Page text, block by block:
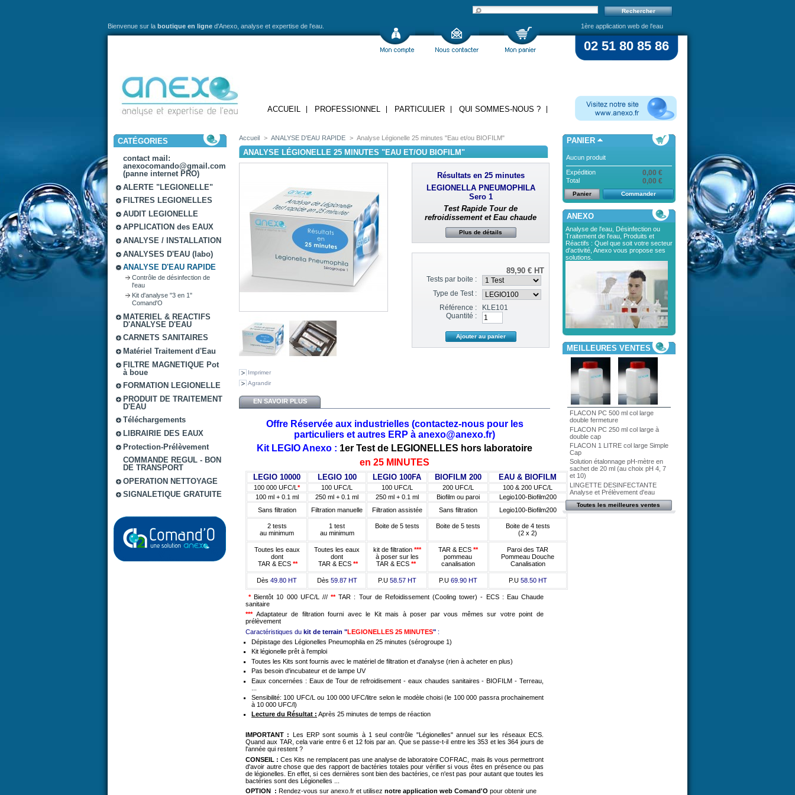
Bienvenue sur la boutique en ligne d'Anexo, analyse et expertise de l'eau. 1ère application web de l'eau
02 51 80 85 86
ACCUEIL PROFESSIONNEL PARTICULIER QUI SOMMES-NOUS ?
CATÉGORIES
contact mail:
anexocomando@gmail.com
(panne internet PRO)
ALERTE "LEGIONELLE"
FILTRES LEGIONELLES
AUDIT LEGIONELLE
APPLICATION des EAUX
ANALYSE / INSTALLATION
ANALYSES D'EAU (labo)
ANALYSE D'EAU RAPIDE
Contrôle de désinfection de
l'eau
Kit d'analyse "3 en 1"
Comand'O
MATERIEL & REACTIFS
D'ANALYSE D'EAU
CARNETS SANITAIRES
Matériel Traitement d'Eau
FILTRE MAGNETIQUE Pot
à boue
FORMATION LEGIONELLE
PRODUIT DE TRAITEMENT
D'EAU
Téléchargements
LIBRAIRIE DES EAUX
Protection-Prélèvement
COMMANDE REGUL - BON
DE TRANSPORT
OPERATION NETTOYAGE
SIGNALETIQUE GRATUITE
Accueil > ANALYSE D'EAU RAPIDE > Analyse Légionelle 25 minutes "Eau et/ou BIOFILM"
ANALYSE LÉGIONELLE 25 MINUTES "EAU ET/OU BIOFILM"
Imprimer
Agrandir
Résultats en 25 minutes
LEGIONELLA PNEUMOPHILA
Sero 1
Test Rapide Tour de
refroidissement et Eau chaude
Plus de détails
89,90 €HT
Tests par boite :
Type de Test :
Référence :
KLE101
Quantité :
EN SAVOIR PLUS
Offre Réservée aux industrielles (contactez-nous pour les
particuliers et autres ERP à anexo@anexo.fr)
Kit LEGIO Anexo : 1er Test de LEGIONELLES hors laboratoire
en 25 MINUTES
LEGIO 10000 LEGIO 100 LEGIO 100FA BIOFILM 200 EAU & BIOFILM
100 000 UFC/L * 100 UFC/L 100 UFC/L 200 UFC/L
100 & 200 UFC/L
100 ml + 0.1 ml
250 ml + 0.1 ml 250 ml + 0.1 ml Biofilm ou paroi
Legio100-Biofilm200
Sans filtration
Filtration manuelle Filtration assistée Sans filtration Legio100-Biofilm200
2 tests
au minimum
1 test
au minimum
Boite de 5 tests Boite de 5 tests
Boite de 4 tests
(2 x 2)
Toutes les eaux
dont
TAR & ECS **
Toutes les eaux
dont
TAR & ECS**
kit de filtration ***
à poser sur les
TAR & ECS **
TAR & ECS**
pommeau
canalisation
Paroi des TAR
Pommeau Douche
Canalisation
Dès 49.80 HT Dès 59.87 HT P.U 58.57 HT P.U 69.90 HT P.U 58.50 HT
*Bientôt 10 000 UFC/L ///**TAR : Tour de Refoidissement (Cooling tower) - ECS : Eau Chaude
sanitaire
***Adaptateur de filtration fourni avec le Kit mais à poser par vous mêmes sur votre point de
prélèvement
Caractéristiques du kit de terrain "LEGIONELLES 25 MINUTES" :
Dépistage des Légionelles Pneumophila en 25 minutes (sérogroupe 1)
Kit légionelle prêt à l'emploi
Toutes les Kits sont fournis avec le matériel de filtration et d'analyse (rien à acheter en plus)
Pas besoin d'incubateur et de lampe UV
Eaux concernées : Eaux de Tour de refroidisement - eaux chaudes sanitaires - BIOFILM - Terreau,
Sensibilité: 100 UFC/L ou 100 000 UFC/litre selon le modèle choisi (le 100 000 passra prochainement
à 10 000 UFC/l)
Lecture du Résultat : Après 25 minutes de temps de réaction
IMPORTANT :
Les ERP sont soumis à 1 seul contrôle "Légionelles" annuel sur les réseaux ECS.
Quand aux TAR, cela varie entre 6 et 12 fois par an. Que se passe-t-il entre les 353 et les 364 jours de
l'année qui restent ?
CONSEIL : Ces Kits ne remplacent pas une analyse de laboratoire COFRAC, mais ils vous permettront
d'avoir autre chose que des rapport de bactéries totales pour vérifier si vous êtes en présence ou pas
de légionelles. En effet, si ces dernières sont bien des bactéries, ce n'est pas pour autant que toutes les
bactéries sont des Légionelles ...
OPTION : Rendez-vous sur anexo.fr et utilisez notre application web Comand'O pour obtenir une
PANIER
Aucun produit
Expédition 0,00 €
Total 0,00 €
Panier Commander
ANEXO
Analyse de l'eau, Désinfection ou
Traitement de l'eau, Produits et
Réactifs : Quel que soit votre secteur
d'activité, Anexo vous propose ses
solutions.
MEILLEURES VENTES
FLACON PC 500 ml col large
double fermeture
FLACON PC 250 ml col large à
double cap
FLACON 1 LITRE col large Simple
Cap
Solution étalonnage pH-mètre en
sachet de 20 ml (au choix pH 4, 7
et 10)
LINGETTE DESINFECTANTE
Analyse et Prélèvement d'eau
Toutes les meilleures ventes